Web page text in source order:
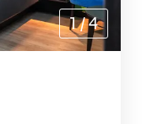
1 /4